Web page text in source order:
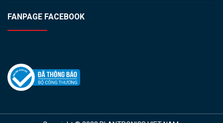
FANPAGE FACEBOOK